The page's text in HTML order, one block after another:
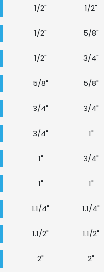
1/2" 1/2"
1/2" 5/8"
1/2" 3/4"
5/8" 5/8"
3/4" 3/4"
3/4" 1"
1" 3/4"
1" 1"
1.1/4" 1.1/4"
1.1/2" 1.1/2"
2" 2"